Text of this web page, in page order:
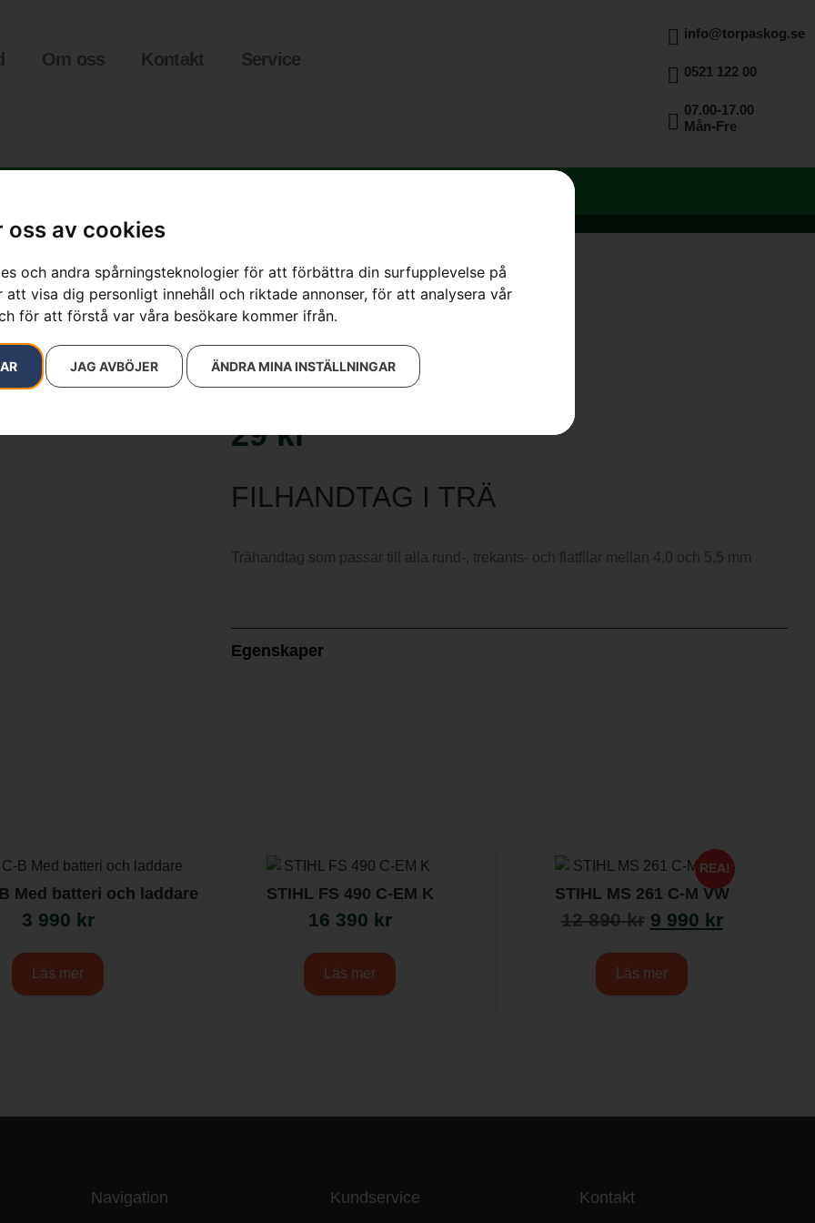
oss av cookies
och andra spårningsteknologier för att förbättra din surfupplevelse på
visa dig personligt innehåll och riktade annonser, för att analysera vår
för att förstå var våra besökare kommer ifrån.
JAG AVBÖJER ÄNDRA MINA INSTÄLLNINGAR
Om oss Kontakt Service
info@torpaskog.se
0521 122 00
07.00-17.00
Mån-Fre
Filhandtag i TRÄ
Artikelnummer: 0811 490 7860
STIHL
29kr
FILHANDTAG I TRÄ
Trähandtag som passar till alla rund-, trekants- och flatfilar mellan 4,0 och 5,5 mm
Egenskaper
Med batteri och laddare
3 990 kr
Läs mer
STIHL FS 490 C-EM K
16 390 kr
Läs mer
REA!
STIHL MS 261 C-M VW
12 890kr 9 990 kr
Läs mer
Navigation Kundservice Kontakt